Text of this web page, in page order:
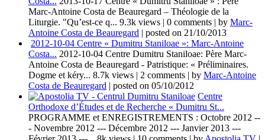
Marc-Antoine Costa de Beauregard – Théologie de la
Liturgie. "Qu’est-ce q... 9.3k views | 0 comments | by Marc-
Antoine Costa de Beauregard | posted on 21/10/2013
2012-10-04 Centre « Dumitru Staniloae »: Marc-Antoine
Costa... 2012-10-04 Centre Dumitru Staniloae: Père Marc-
Antoine Costa de Beauregard - Patristique: « Préliminaires.
Dogme et kéry... 8.7k views | 2 comments | by Marc-Antoine
Costa de Beauregard | posted on 05/10/2012
Centre
Orthodoxe d’Études et de Recherche « Dumitru St...
PROGRAMME et ENREGISTREMENTS : Octobre 2012 --
- Novembre 2012 --- Décembre 2012 --- Janvier 2013 ---